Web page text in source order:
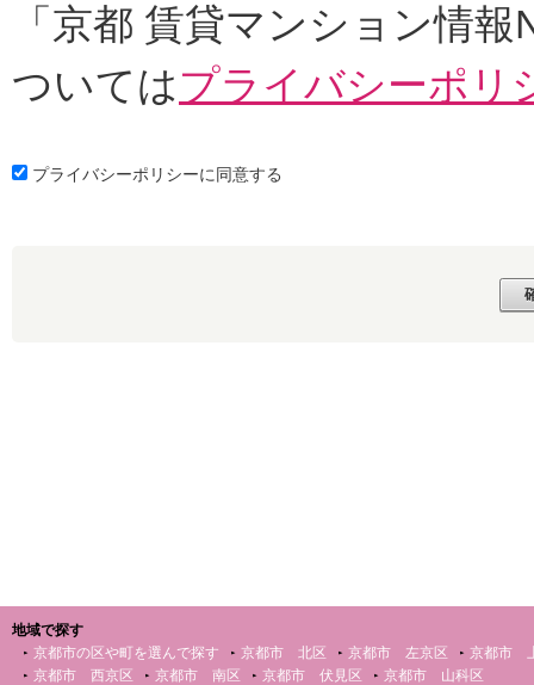
「京都 賃貸マンション情
ついてはプライバシーポリ
プライバシーポリシーに同意する
地域で探す
京都市の区や町を選んで探す
京都市 北区 京都市 左京区
京都市
京都市 西京区
京都市 南区 京都市 伏見区
京都市 山科区